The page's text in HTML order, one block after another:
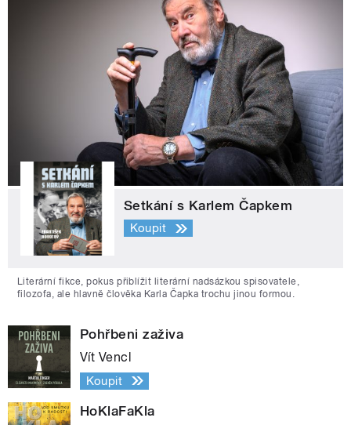
Setkání s Karlem Čapkem
Koupit
Literární fikce, pokus přiblížit literární nadsázkou spisovatele,
filozofa, ale hlavně člověka Karla Čapka trochu jinou formou.
Pohřbeni zaživa
Vít Vencl
Koupit
HoKlaFaKla